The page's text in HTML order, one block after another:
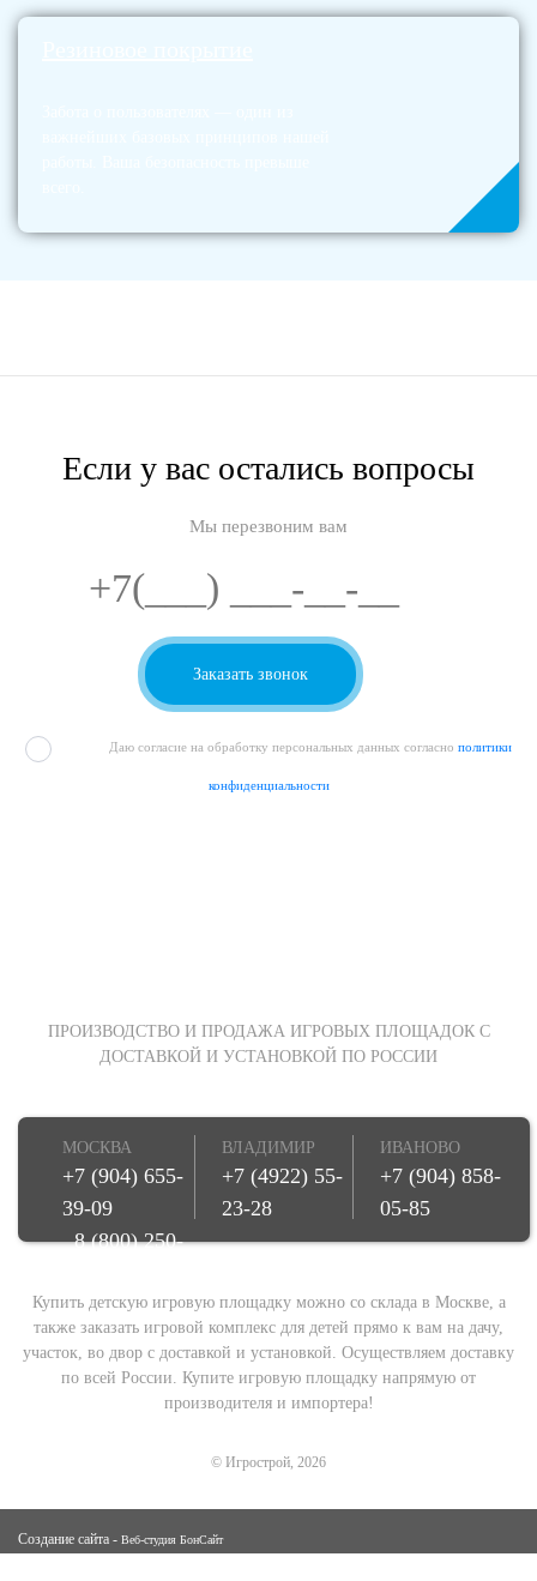
Если у вас остались вопросы
Мы перезвоним вам
Даю согласие на обработку персональных данных согласно политики
конфиденциальности
ПРОИЗВОДСТВО И ПРОДАЖА ИГРОВЫХ ПЛОЩАДОК С
ДОСТАВКОЙ И УСТАНОВКОЙ ПО РОССИИ
МОСКВА
+7 (904) 655-
39-09
8 (800) 250-
ВЛАДИМИР
+7 (4922) 55-
23-28
ИВАНОВО
+7 (904) 858-
05-85
Купить детскую игровую площадку можно со склада в Москве, а
также заказать игровой комплекс для детей прямо к вам на дачу,
участок, во двор с доставкой и установкой. Осуществляем доставку
по всей России. Купите игровую площадку напрямую от
производителя и импортера!
© Игрострой, 2026
Создание сайта - Веб-студия БонСайт